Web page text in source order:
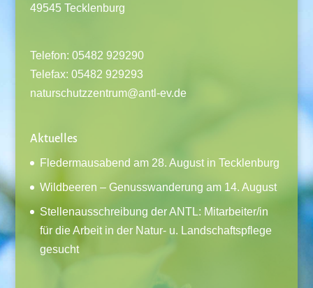
49545 Tecklenburg
Telefon: 05482 929290
Telefax: 05482 929293
naturschutzzentrum@antl-ev.de
Aktuelles
Fledermausabend am 28. August in Tecklenburg
Wildbeeren – Genusswanderung am 14. August
Stellenausschreibung der ANTL: Mitarbeiter/in
für die Arbeit in der Natur- u. Landschaftspflege
gesucht